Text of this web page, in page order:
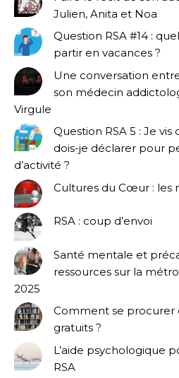
Julien, Anita et Noa
Question RSA #14 :
partir en vacances ?
Une conversation
son médecin
Virgule
Question RSA 5 : Je
dois-je déclarer pour
d’activité ?
Cultures du Cœur : les
RSA : coup d’envoi
Santé mentale et
ressources sur la
2025
Comment se procurer
gratuits ?
L’aide psychologique
RSA